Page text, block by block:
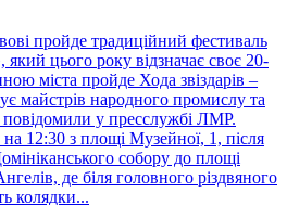
пройде традиційний фестиваль
який цього року відзначає своє 20-
міста пройде Хода звіздарів –
майстрів народного промислу та
повідомили у пресслужбі ЛМР.
12:30 з площі Музейної, 1, після
собору до площі
де біля головного різдвяного
колядки...